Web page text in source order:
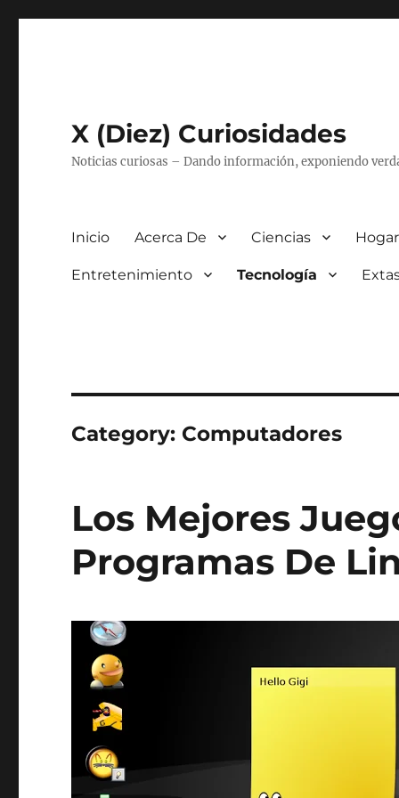
X (Diez) Curiosidades
Noticias curiosas – Dando información, exponiendo
Inicio Acerca De Ciencias
Entretenimiento Tecnología
Category: Computadores
Los Mejores
Programas De